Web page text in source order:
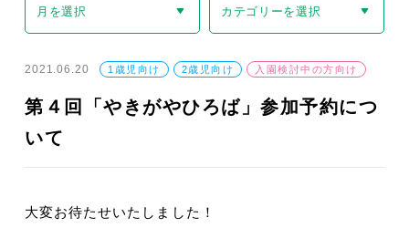
月を選択 カテゴリーを選択
2021.06.20 1歳児向け 2歳児向け 入園検討中の方向け
第４回「やきがやひろば」参加予約につ
いて
大変お待たせいたしました！